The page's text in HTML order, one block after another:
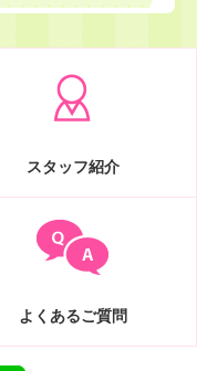
スタッフ紹介
よくあるご質問